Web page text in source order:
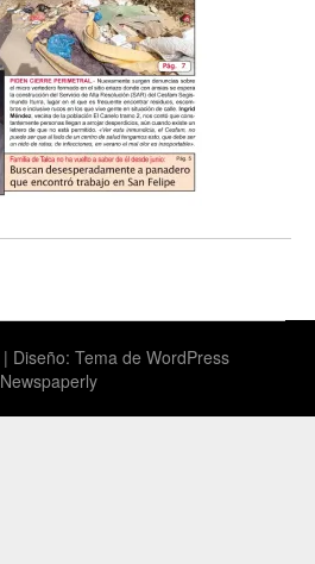
| Diseño: Tema de WordPress
Newspaperly